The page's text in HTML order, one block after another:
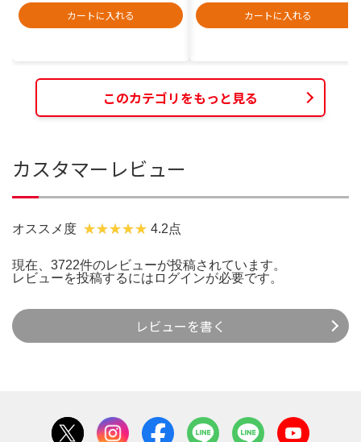
カートに入れる
カートに入れる
このカテゴリをもっと見る
カスタマーレビュー
オススメ度 4.2点
現在、3722件のレビューが投稿されています。
レビューを投稿するには ログインが必要です。
レビューを書く